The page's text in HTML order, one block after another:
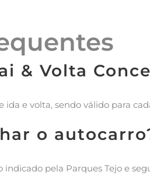
& Volta
e volta, sendo válido para
o
pela Parques Tejo e